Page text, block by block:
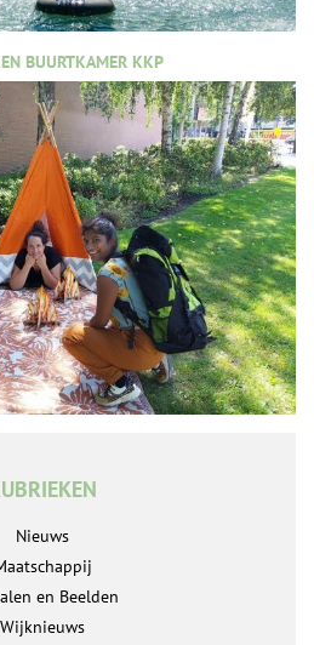
BUURTKAMER KKP
Nieuws
en Beelden
Wijknieuws